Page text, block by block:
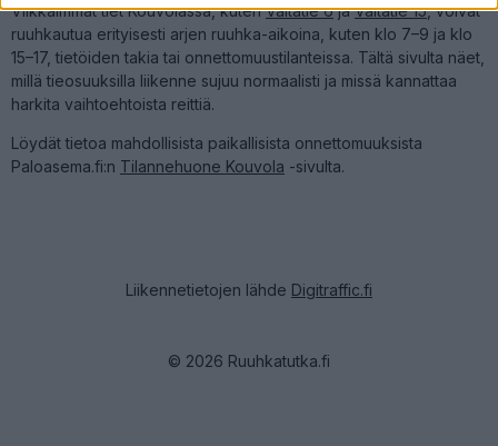
user protection.
Vilkkaimmat tiet Kouvolassa, kutenValtatie 6jaValtatie 15, voivat
ruuhkautua erityisesti arjen ruuhka-aikoina, kuten klo 7–9 ja klo
15–17, tietöiden takia tai onnettomuustilanteissa. Tältä sivulta näet,
millä tieosuuksilla liikenne sujuu normaalisti ja missä kannattaa
harkita vaihtoehtoista reittiä.
Löydät tietoa mahdollisista paikallisista onnettomuuksista
Paloasema.fi:n Tilannehuone Kouvola -sivulta.
Liikennetietojen lähde Digitraffic.fi
© 2026 Ruuhkatutka.fi